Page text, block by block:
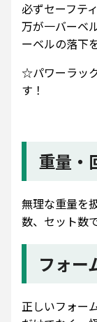
必ずセーフテ
万が一バーベ
ーベルの落下
☆パワーラッ
す！
重量・
無理な重量を
数、セット数
フォー
正しいフォー